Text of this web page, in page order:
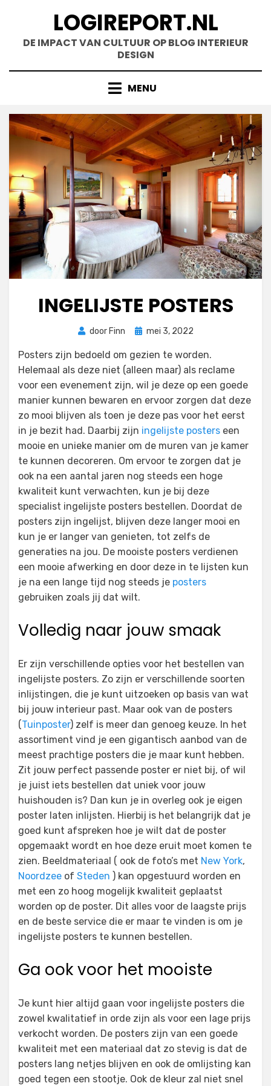
inhoud
LOGIREPORT.NL
DE IMPACT VAN CULTUUR OP BLOG INTERIEUR
DESIGN
MENU
INGELIJSTE POSTERS
door Finn
Geplaatst
mei 3, 2022
Posters zijn bedoeld om gezien te worden.
Helemaal als deze niet (alleen maar) als reclame
voor een evenement zijn, wil je deze op een goede
manier kunnen bewaren en ervoor zorgen dat deze
zo mooi blijven als toen je deze pas voor het eerst
in je bezit had. Daarbij zijn ingelijste posters een
mooie en unieke manier om de muren van je kamer
te kunnen decoreren. Om ervoor te zorgen dat je
ook na een aantal jaren nog steeds een hoge
kwaliteit kunt verwachten, kun je bij deze
specialist ingelijste posters bestellen. Doordat de
posters zijn ingelijst, blijven deze langer mooi en
kun je er langer van genieten, tot zelfs de
generaties na jou. De mooiste posters verdienen
een mooie afwerking en door deze in te lijsten kun
je na een lange tijd nog steeds je posters
gebruiken zoals jij dat wilt.
Volledig naar jouw smaak
Er zijn verschillende opties voor het bestellen van
ingelijste posters. Zo zijn er verschillende soorten
inlijstingen, die je kunt uitzoeken op basis van wat
bij jouw interieur past. Maar ook van de posters
(Tuinposter) zelf is meer dan genoeg keuze. In het
assortiment vind je een gigantisch aanbod van de
meest prachtige posters die je maar kunt hebben.
Zit jouw perfect passende poster er niet bij, of wil
je juist iets bestellen dat uniek voor jouw
huishouden is? Dan kun je in overleg ook je eigen
poster laten inlijsten. Hierbij is het belangrijk dat je
goed kunt afspreken hoe je wilt dat de poster
opgemaakt wordt en hoe deze eruit moet komen te
zien. Beeldmateriaal ( ook de foto’s met New York,
Noordzee of Steden ) kan opgestuurd worden en
met een zo hoog mogelijk kwaliteit geplaatst
worden op de poster. Dit alles voor de laagste prijs
en de beste service die er maar te vinden is om je
ingelijste posters te kunnen bestellen.
Ga ook voor het mooiste
Je kunt hier altijd gaan voor ingelijste posters die
zowel kwalitatief in orde zijn als voor een lage prijs
verkocht worden. De posters zijn van een goede
kwaliteit met een materiaal dat zo stevig is dat de
posters lang netjes blijven en ook de omlijsting kan
goed tegen een stootje. Ook de kleur zal niet snel